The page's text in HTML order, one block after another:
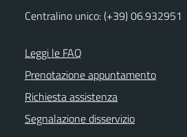
Centralino unico: (+39) 06.932951
Leggi le FAQ
Prenotazione appuntamento
Richiesta assistenza
Segnalazione disservizio